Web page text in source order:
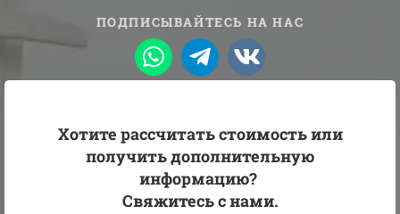
ПОДПИСЫВАЙТЕСЬ НА НАС
Хотите рассчитать стоимость или
получить дополнительную
информацию?
Свяжитесь с нами.